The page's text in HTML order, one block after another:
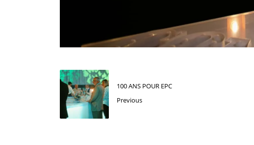
100 ANS POUR EPC
Previous